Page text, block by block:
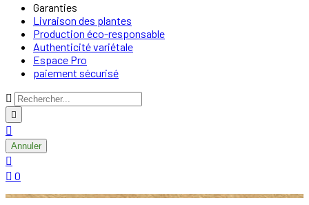
Garanties
Livraison des plantes
Production éco-responsable
Authenticité variétale
Espace Pro
paiement sécurisé



Annuler

 0